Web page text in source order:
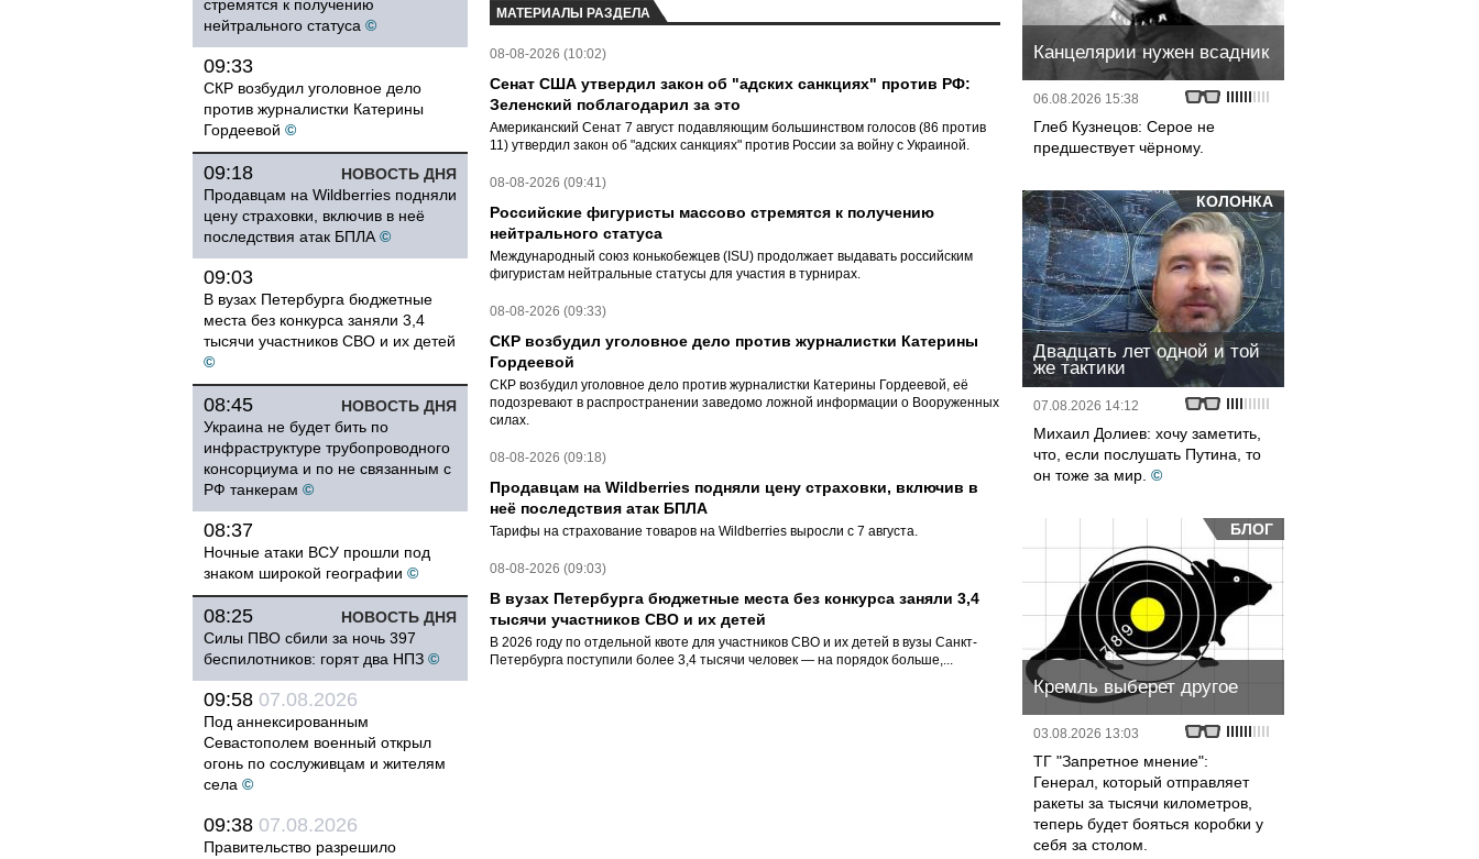
стремятся к получению
нейтрального статуса ©
09:33
СКР возбудил уголовное дело
против журналистки Катерины
Гордеевой ©
НОВОСТЬ ДНЯ
09:18
Продавцам на Wildberries подняли
цену страховки, включив в неё
последствия атак БПЛА ©
09:03
В вузах Петербурга бюджетные
места без конкурса заняли 3,4
тысячи участников СВО и их детей
©
НОВОСТЬ ДНЯ
08:45
Украина не будет бить по
инфраструктуре трубопроводного
консорциума и по не связанным с
РФ танкерам ©
08:37
Ночные атаки ВСУ прошли под
знаком широкой географии ©
НОВОСТЬ ДНЯ
08:25
Силы ПВО сбили за ночь 397
беспилотников: горят два НПЗ ©
09:58 07.08.2026
Под аннексированным
Севастополем военный открыл
огонь по сослуживцам и жителям
села ©
09:38 07.08.2026
Правительство разрешило
МАТЕРИАЛЫ РАЗДЕЛА
08-08-2026 (10:02)
Сенат США утвердил закон об "адских санкциях" против РФ:
Зеленский поблагодарил за это
Американский Сенат 7 август подавляющим большинством голосов (86 против
11) утвердил закон об "адских санкциях" против России за войну с Украиной.
08-08-2026 (09:41)
Российские фигуристы массово стремятся к получению
нейтрального статуса
Международный союз конькобежцев (ISU) продолжает выдавать российским
фигуристам нейтральные статусы для участия в турнирах.
08-08-2026 (09:33)
СКР возбудил уголовное дело против журналистки Катерины
Гордеевой
СКР возбудил уголовное дело против журналистки Катерины Гордеевой, её
подозревают в распространении заведомо ложной информации о Вооруженных
силах.
08-08-2026 (09:18)
Продавцам на Wildberries подняли цену страховки, включив в
неё последствия атак БПЛА
Тарифы на страхование товаров на Wildberries выросли с 7 августа.
08-08-2026 (09:03)
В вузах Петербурга бюджетные места без конкурса заняли 3,4
тысячи участников СВО и их детей
В 2026 году по отдельной квоте для участников СВО и их детей в вузы Санкт-
Петербурга поступили более 3,4 тысячи человек — на порядок больше,...
Канцелярии нужен всадник
06.08.2026 15:38
Глеб Кузнецов: Серое не
предшествует чёрному.
КОЛОНКА
Двадцать лет одной и той
же тактики
07.08.2026 14:12
Михаил Долиев: хочу заметить,
что, если послушать Путина, то
он тоже за мир. ©
БЛОГ
Кремль выберет другое
03.08.2026 13:03
ТГ "Запретное мнение":
Генерал, который отправляет
ракеты за тысячи километров,
теперь будет бояться коробки у
себя за столом.